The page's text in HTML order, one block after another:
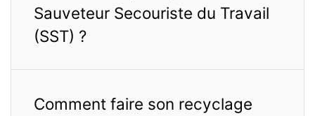
Sauveteur Secouriste du Travail
(SST) ?
Comment faire son recyclage